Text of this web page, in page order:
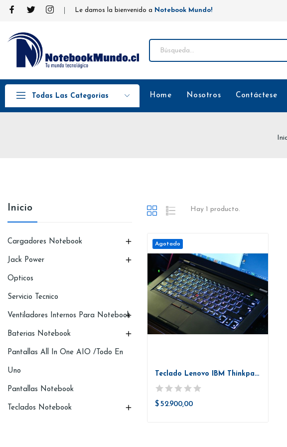
Le damos la bienvenido a Notebook Mundo!
Todas Las Categorias Home Nosotros Contáctese
Inicio
Cargadores Notebook 
Jack Power 
Opticos
Servicio Tecnico
Ventiladores Internos Para Notebook

Baterias Notebook 
Pantallas All In One AIO /Todo En
Uno
Pantallas Notebook
Teclados Notebook 
Hay 1 producto.
Agotado
Teclado Lenovo IBM Thinkpad T430 T430S T430I...
$ 52.900,00